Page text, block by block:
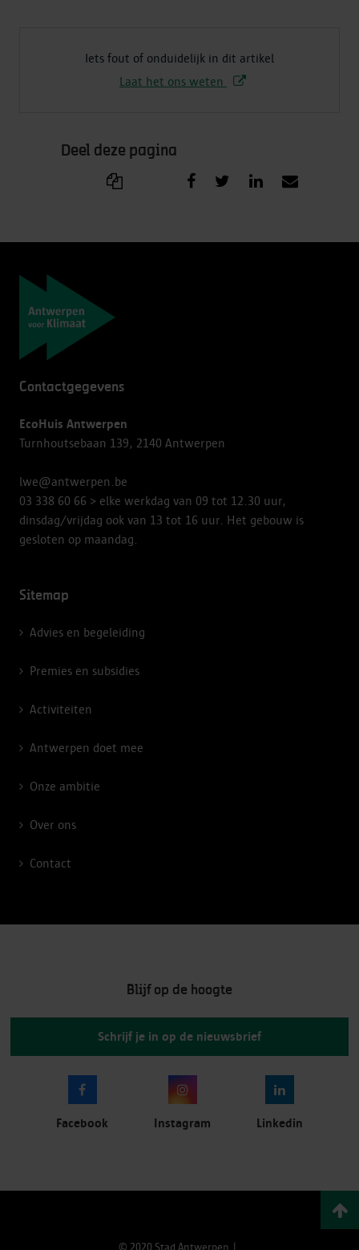
Iets fout of onduidelijk in dit artikel
Laat het ons weten
Deel deze pagina
Contactgegevens
EcoHuis Antwerpen
Turnhoutsebaan 139, 2140 Antwerpen
lwe@antwerpen.be
03 338 60 66 > elke werkdag van 09 tot 12.30 uur,
dinsdag/vrijdag ook van 13 tot 16 uur. Het gebouw is
gesloten op maandag.
Navigatie
Sitemap
Advies en begeleiding
Premies en subsidies
Activiteiten
Antwerpen doet mee
Onze ambitie
Over ons
Contact
Blijf op de hoogte
Schrijf je in op de nieuwsbrief
Facebook Instagram Linkedin
© 2020 Stad Antwerpen